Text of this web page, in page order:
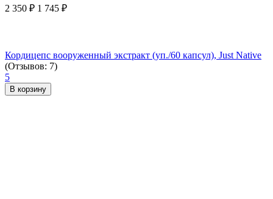
2 350 ₽ 1 745 ₽
Кордицепс вооруженный экстракт (уп./60 капсул), Just Native
(Отзывов: 7)
5
В корзину